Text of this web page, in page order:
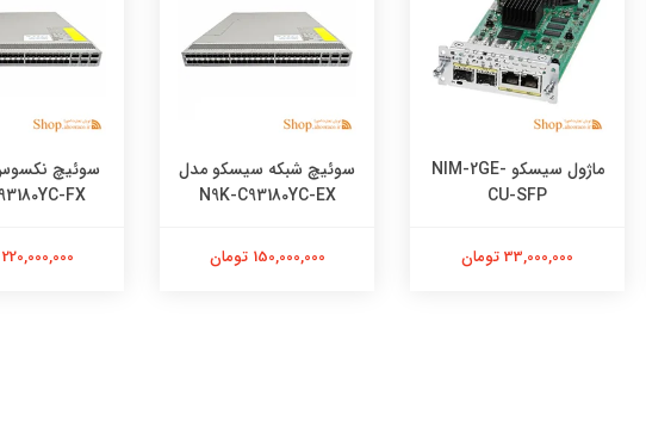
ماژول سیسکو NIM-2GE-
CU-SFP
33,000,000 تومان
سوئیچ شبکه سیسکو مدل
N9K-C93180YC-EX
150,000,000 تومان
سوئیچ
FX
220,000,000 تومان